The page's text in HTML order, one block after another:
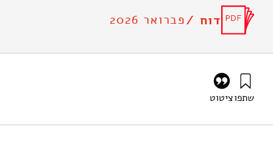
דוח /פברואר 2026
שתפוציטוט